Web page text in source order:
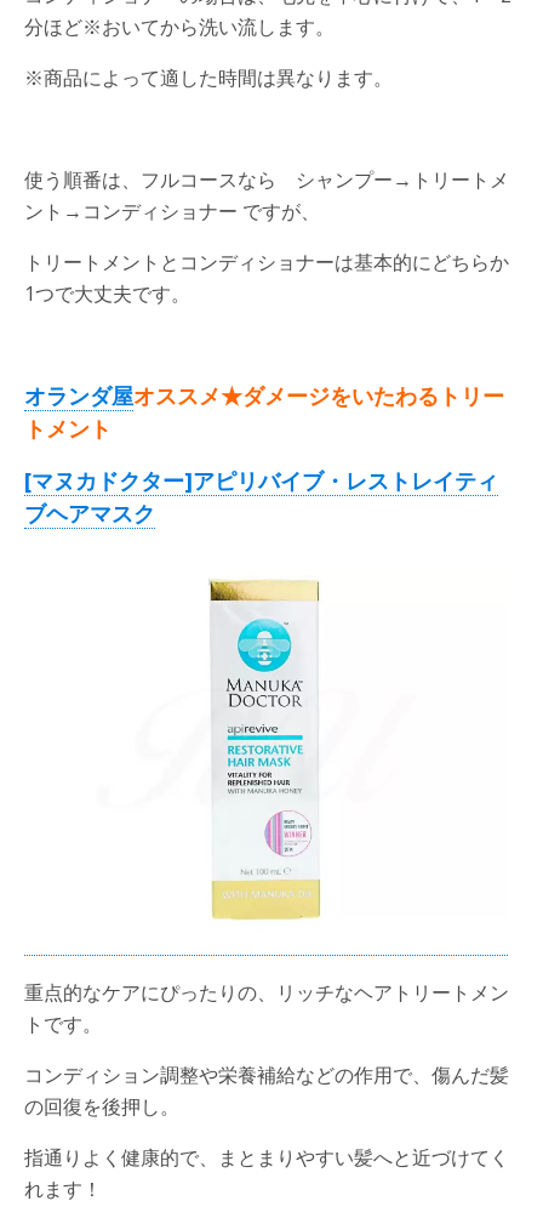
分ほど※おいてから洗い流します。
※商品によって適した時間は異なります。
使う順番は、フルコースなら シャンプー→トリートメ
ント→コンディショナー ですが、
トリートメントとコンディショナーは基本的にどちらか
1つで大丈夫です。
オランダ屋オススメ★ダメージをいたわるトリー
トメント
[マヌカドクター]アピリバイブ・レストレイティ
ブヘアマスク
重点的なケアにぴったりの、リッチなヘアトリートメン
トです。
コンディション調整や栄養補給などの作用で、傷んだ髪
の回復を後押し。
指通りよく健康的で、まとまりやすい髪へと近づけてく
れます！